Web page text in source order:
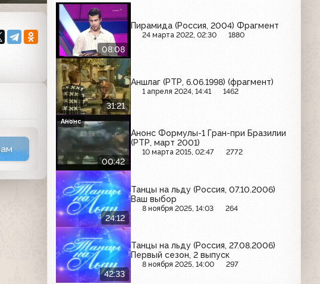
08:08
Пирамида (Россия, 2004) Фрагмент
24 марта 2022, 02:30 1880
31:21
Аншлаг (РТР, 6.06.1998) (фрагмент)
1 апреля 2024, 14:41 1462
00:42
Анонс Формулы-1 Гран-при Бразилии
(РТР, март 2001)
10 марта 2015, 02:47 2772
Анонс
24:12
Танцы на льду (Россия, 07.10.2006)
Ваш выбор
8 ноября 2025, 14:03 264
42:33
Танцы на льду (Россия, 27.08.2006)
Первый сезон, 2 выпуск
8 ноября 2025, 14:00 297